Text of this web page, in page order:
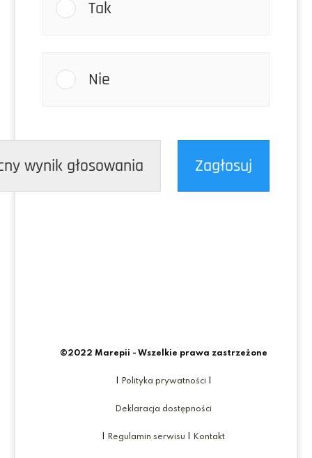
Tak
Nie
wynik głosowania Zagłosuj
©2022 Marepii - Wszelkie prawa zastrzeżone
Polityka prywatności|
Deklaracja dostępności
Regulamin serwisu Kontakt